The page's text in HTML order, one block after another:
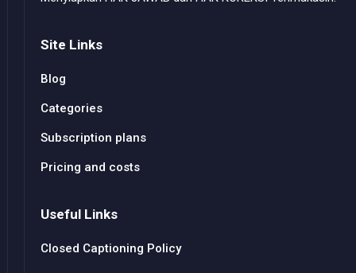
Site Links
Blog
Categories
Subscription plans
Pricing and costs
Useful Links
Closed Captioning Policy